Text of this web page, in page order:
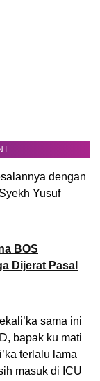
dengan
Yusuf
BOS
Dijerat Pasal
sama ini
bapak ku mati
terlalu lama
masuk di ICU